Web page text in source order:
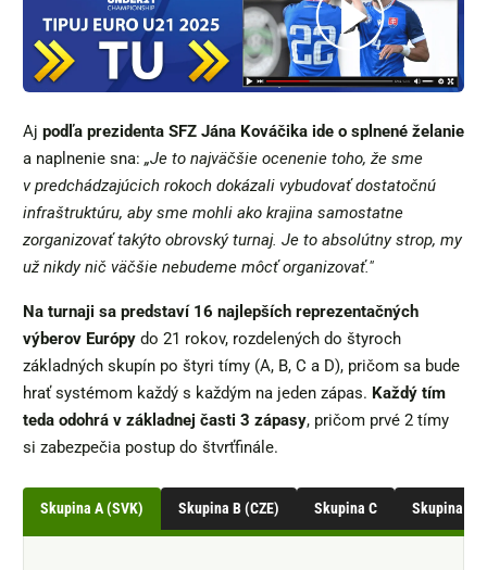
Aj podľa prezidenta SFZ Jána Kováčika ide o splnené želanie
a naplnenie sna: „Je to najväčšie ocenenie toho, že sme
v predchádzajúcich rokoch dokázali vybudovať dostatočnú
infraštruktúru, aby sme mohli ako krajina samostatne
zorganizovať takýto obrovský turnaj. Je to absolútny strop, my
už nikdy nič väčšie nebudeme môcť organizovať."
Na turnaji sa predstaví 16 najlepších reprezentačných
výberov Európy do 21 rokov, rozdelených do štyroch
základných skupín po štyri tímy (A, B, C a D), pričom sa bude
hrať systémom každý s každým na jeden zápas. Každý tím
teda odohrá v základnej časti 3 zápasy, pričom prvé 2 tímy
si zabezpečia postup do štvrťfinále.
Skupina A (SVK) Skupina B (CZE) Skupina C Skupina D